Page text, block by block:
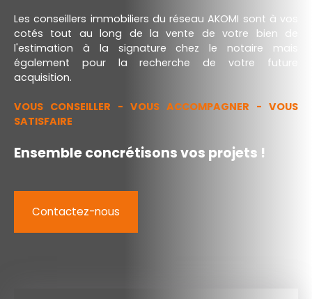
Les conseillers immobiliers du réseau AKOMI sont à vos
cotés tout au long de la vente de votre bien de
l'estimation à la signature chez le notaire mais
également pour la recherche de votre future
acquisition.
VOUS CONSEILLER - VOUS ACCOMPAGNER - VOUS
SATISFAIRE
Ensemble concrétisons vos projets !
Contactez-nous